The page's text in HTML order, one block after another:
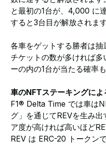
と最初の1台が、4,000 に
すると3台目が解放されます
各車をゲットする勝者は
チケットの数が多ければ
ーの内の1台が当たる確率
車のNFTステーキングに
F1® Delta Time では車は
グ」を通じてREVを生み
ア度が高ければ高いほど
REV は ERC-20 トークン